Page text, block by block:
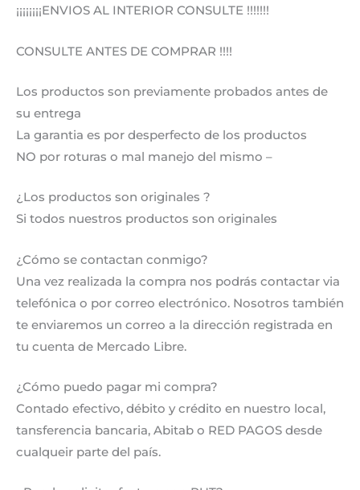
¡¡¡¡¡¡¡¡ENVIOS AL INTERIOR CONSULTE !!!!!!!
CONSULTE ANTES DE COMPRAR !!!!
Los productos son previamente probados antes de
su entrega
La garantia es por desperfecto de los productos
NO por roturas o mal manejo del mismo –
¿Los productos son originales ?
Si todos nuestros productos son originales
¿Cómo se contactan conmigo?
Una vez realizada la compra nos podrás contactar via
telefónica o por correo electrónico. Nosotros también
te enviaremos un correo a la dirección registrada en
tu cuenta de Mercado Libre.
¿Cómo puedo pagar mi compra?
Contado efectivo, débito y crédito en nuestro local,
tansferencia bancaria, Abitab o RED PAGOS desde
cualqueir parte del país.